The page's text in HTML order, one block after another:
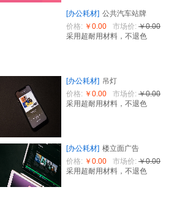
[办公耗材] 公共汽车站牌
价格: ￥0.00 市场价: ￥0.00
采用超耐用材料，不退色
[办公耗材] 吊灯
价格: ￥0.00 市场价: ￥0.00
采用超耐用材料，不退色
[办公耗材] 楼立面广告
价格: ￥0.00 市场价: ￥0.00
采用超耐用材料，不退色